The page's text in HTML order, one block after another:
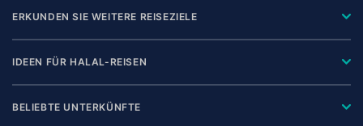
ERKUNDEN SIE WEITERE REISEZIELE
IDEEN FÜR HALAL-REISEN
BELIEBTE UNTERKÜNFTE